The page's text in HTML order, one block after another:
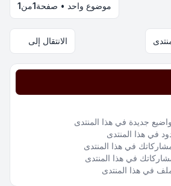
موضوع واحد • صفحة1من1
الانتقال إلى
جديدة في هذا المنتدى
في هذا المنتدى
في هذا المنتدى
في هذا المنتدى
في هذا المنتدى